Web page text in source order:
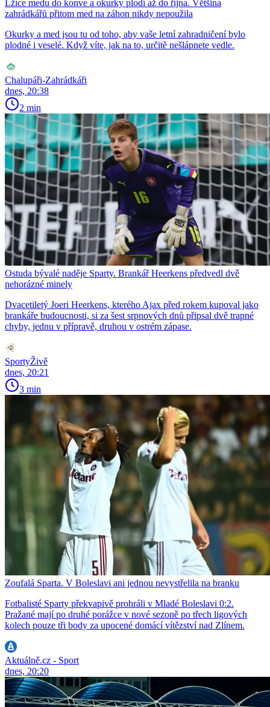
Lžíce medu do konve a okurky plodí až do října. Většina
zahrádkářů přitom med na záhon nikdy nepoužila
Okurky a med jsou tu od toho, aby vaše letní zahradničení bylo
plodné i veselé. Když víte, jak na to, určitě nešlápnete vedle.
Chalupáři-Zahrádkáři
dnes, 20:38
2 min
Ostuda bývalé naděje Sparty. Brankář Heerkens předvedl dvě
nehorázné minely
Dvacetiletý Joeri Heerkens, kterého Ajax před rokem kupoval jako
brankáře budoucnosti, si za šest srpnových dnů připsal dvě trapné
chyby, jednu v přípravě, druhou v ostrém zápase.
SportyŽivě
dnes, 20:21
3 min
Zoufalá Sparta. V Boleslavi ani jednou nevystřelila na branku
Fotbalisté Sparty překvapivě prohráli v Mladé Boleslavi 0:2.
Pražané mají po druhé porážce v nové sezoně po třech ligových
kolech pouze tři body za upocené domácí vítězství nad Zlínem.
Aktuálně.cz - Sport
dnes, 20:20